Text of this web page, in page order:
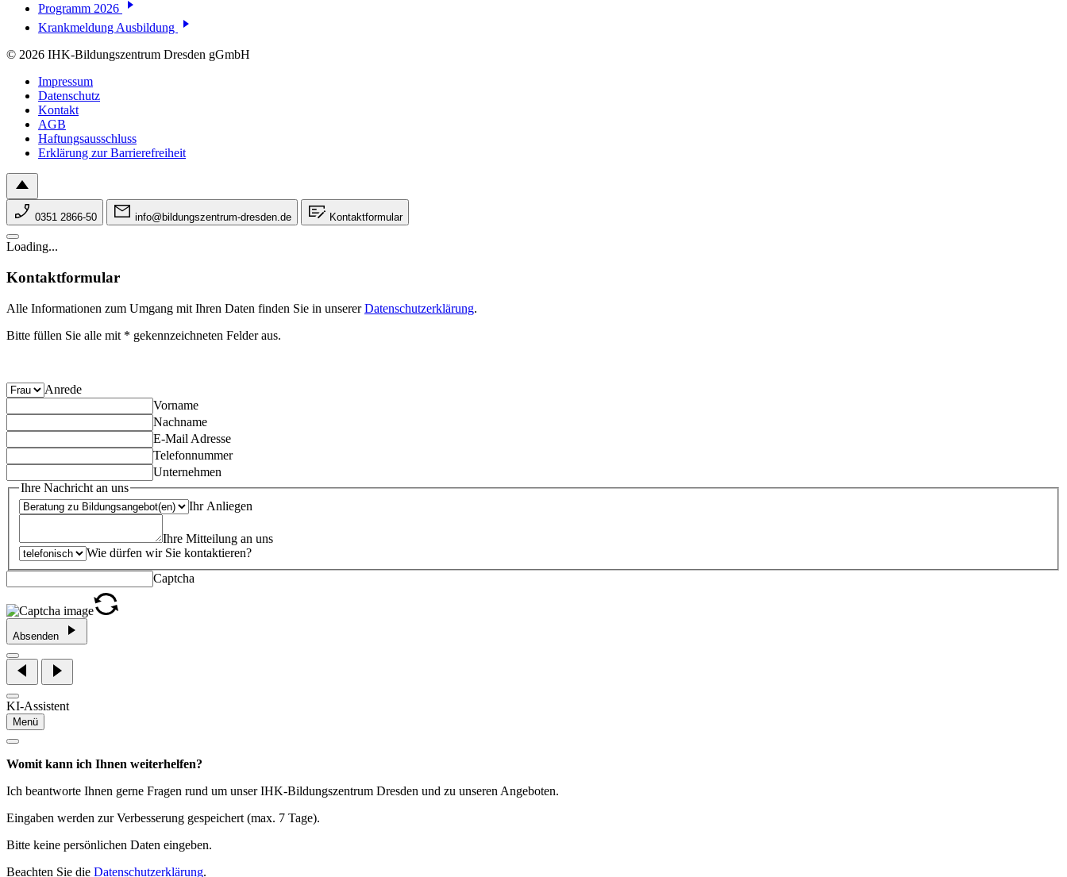
Programm 2026
Krankmeldung Ausbildung
© 2026 IHK-Bildungszentrum Dresden gGmbH
Impressum
Datenschutz
Kontakt
AGB
Haftungsausschluss
Erklärung zur Barrierefreiheit
0351 2866-50 info@bildungszentrum-dresden.de Kontaktformular
Loading...
Kontaktformular
Alle Informationen zum Umgang mit Ihren Daten finden Sie in unsererDatenschutzerklärung.
Bitte füllen Sie alle mit * gekennzeichneten Felder aus.
Anrede
Vorname
Nachname
E-Mail Adresse
Telefonnummer
Unternehmen
Ihre Nachricht an uns
Ihr Anliegen
Ihre Mitteilung an uns
Wie dürfen wir Sie kontaktieren?
Captcha
Absenden
KI-Assistent
Menü
Womit kann ich Ihnen weiterhelfen?
Ich beantworte Ihnen gerne Fragen rund um unser IHK-Bildungszentrum Dresden und zu unseren Angeboten.
Eingaben werden zur Verbesserung gespeichert (max. 7 Tage).
Bitte keine persönlichen Daten eingeben.
Beachten Sie die Datenschutzerklärung.